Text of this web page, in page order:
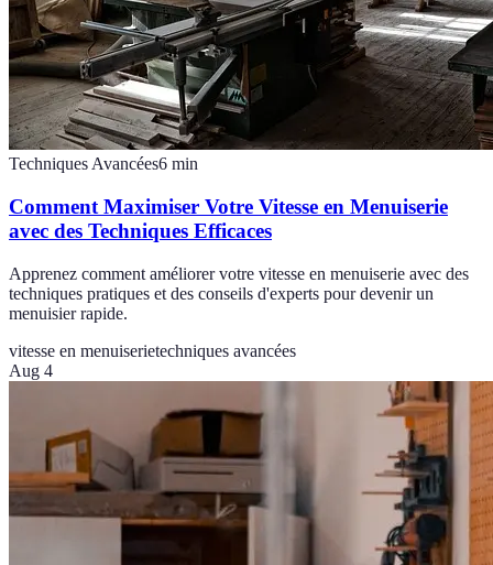
Techniques Avancées6 min
Comment Maximiser Votre Vitesse en Menuiserie
avec des Techniques Efficaces
Apprenez comment améliorer votre vitesse en menuiserie avec des
techniques pratiques et des conseils d'experts pour devenir un
menuisier rapide.
vitesse en menuiserietechniques avancées
Aug 4